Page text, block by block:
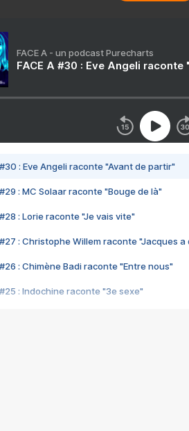
FACE A - un podcast Purecharts
FACE A #30 : Eve Angeli
#30 : Eve Angeli raconte "Avant de partir"
#29 : MC Solaar raconte "Bouge de là"
#28 : Lorie raconte "Je vais vite"
#27 : Christophe Willem raconte "Jacques a
#26 : Chimène Badi raconte "Entre nous"
#25 : Indochine raconte "3e sexe"